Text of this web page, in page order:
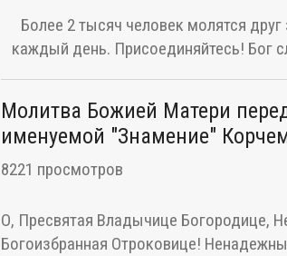
Более 2 тысяч человек молятся
каждый день. Присоединяйтесь! Бог
Молитва Божией Матери
именуемой "Знамение"
8221 просмотров
О, Пресвятая Владычице Богородице,
Богоизбранная Отроковице!